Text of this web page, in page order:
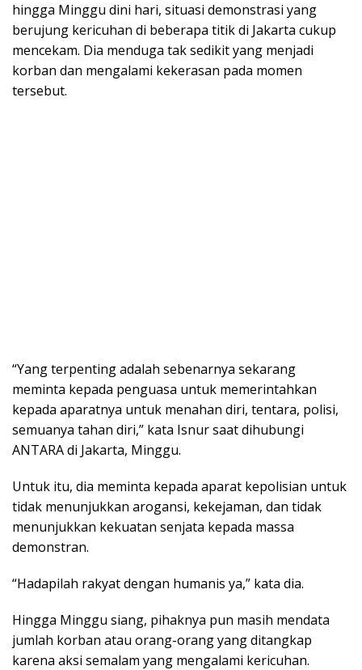
hingga Minggu dini hari, situasi demonstrasi yang
berujung kericuhan di beberapa titik di Jakarta cukup
mencekam. Dia menduga tak sedikit yang menjadi
korban dan mengalami kekerasan pada momen
tersebut.
“Yang terpenting adalah sebenarnya sekarang
meminta kepada penguasa untuk memerintahkan
kepada aparatnya untuk menahan diri, tentara, polisi,
semuanya tahan diri,” kata Isnur saat dihubungi
ANTARA di Jakarta, Minggu.
Untuk itu, dia meminta kepada aparat kepolisian untuk
tidak menunjukkan arogansi, kekejaman, dan tidak
menunjukkan kekuatan senjata kepada massa
demonstran.
“Hadapilah rakyat dengan humanis ya,” kata dia.
Hingga Minggu siang, pihaknya pun masih mendata
jumlah korban atau orang-orang yang ditangkap
karena aksi semalam yang mengalami kericuhan.